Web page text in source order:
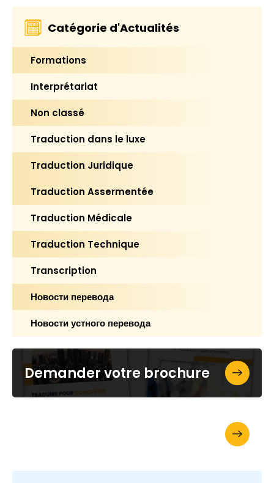
Catégorie d'Actualités
Formations
Interprétariat
Non classé
Traduction dans le luxe
Traduction Juridique
Traduction Assermentée
Traduction Médicale
Traduction Technique
Transcription
Новости перевода
Новости устного перевода
Demander votre brochure